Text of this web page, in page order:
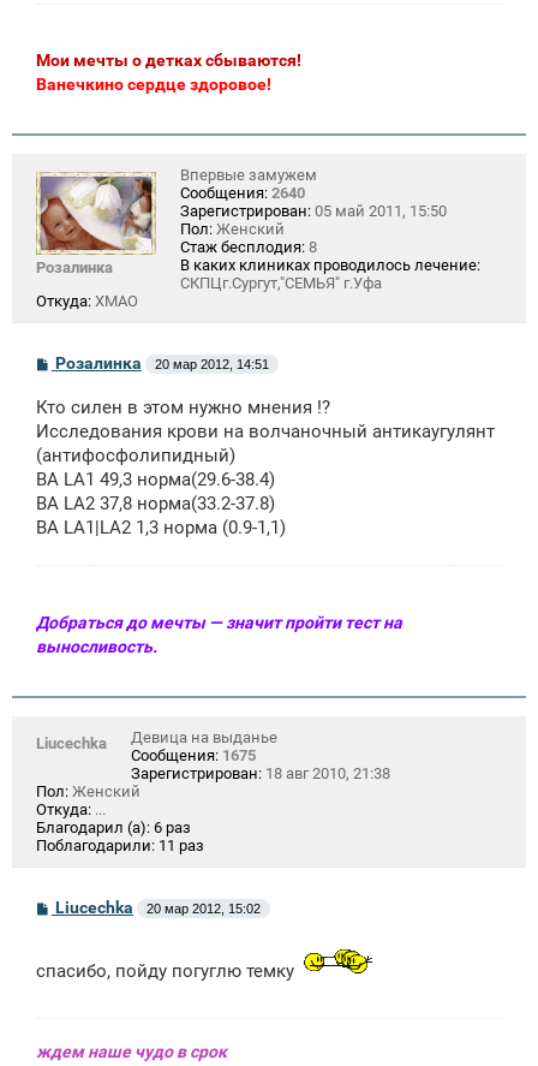
Мои мечты о детках сбываются!
Ванечкино сердце здоровое!
Розалинка
Впервые замужем
Сообщения: 2640
Зарегистрирован: 05 май 2011, 15:50
Пол: Женский
Стаж бесплодия: 8
В каких клиниках проводилось лечение:
СКПЦг.Сургут,"СЕМЬЯ" г.Уфа
Откуда: ХМАО
С
б
щ
н
и
е
Розалинка 20 мар 2012, 14:51
Кто силен в этом нужно мнения !?
Исследования крови на волчаночный антикаугулянт
(антифосфолипидный)
BA LA1 49,3 норма(29.6-38.4)
BA LA2 37,8 норма(33.2-37.8)
BA LA1|LA2 1,3 норма (0.9-1,1)
Добраться до мечты — значит пройти тест на
выносливость.
Liucechka
Девица на выданье
Сообщения: 1675
Зарегистрирован: 18 авг 2010, 21:38
Пол: Женский
Откуда: ...
Благодарил (а): 6 раз
Поблагодарили: 11 раз
С
щ
Liucechka 20 мар 2012, 15:02
спасибо, пойду погуглю темку
ждем наше чудо в срок